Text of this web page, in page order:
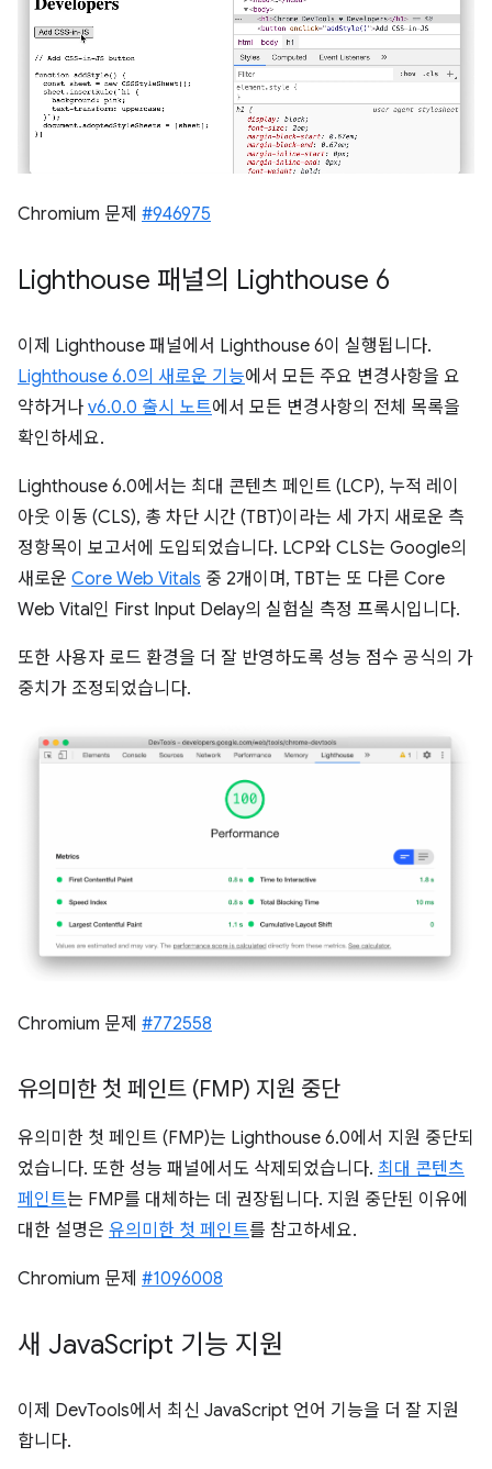
Chromium 문제 #946975
Lighthouse 패널의 Lighthouse 6
이제 Lighthouse 패널에서 Lighthouse 6이 실행됩니다.
Lighthouse 6.0의 새로운 기능에서 모든 주요 변경사항을 요
약하거나 v6.0.0 출시 노트에서 모든 변경사항의 전체 목록을
확인하세요.
Lighthouse 6.0에서는 최대 콘텐츠 페인트 (LCP), 누적 레이
아웃 이동 (CLS), 총 차단 시간 (TBT)이라는 세 가지 새로운 측
정항목이 보고서에 도입되었습니다. LCP와 CLS는 Google의
새로운 Core Web Vitals 중 2개이며, TBT는 또 다른 Core
Web Vital인 First Input Delay의 실험실 측정 프록시입니다.
또한 사용자 로드 환경을 더 잘 반영하도록 성능 점수 공식의 가
중치가 조정되었습니다.
Chromium 문제 #772558
유의미한 첫 페인트 (FMP) 지원 중단
유의미한 첫 페인트 (FMP)는 Lighthouse 6.0에서 지원 중단되
었습니다. 또한 성능 패널에서도 삭제되었습니다. 최대 콘텐츠
페인트는 FMP를 대체하는 데 권장됩니다. 지원 중단된 이유에
대한 설명은 유의미한 첫 페인트를 참고하세요.
Chromium 문제 #1096008
새 JavaScript 기능 지원
이제 DevTools에서 최신 JavaScript 언어 기능을 더 잘 지원
합니다.